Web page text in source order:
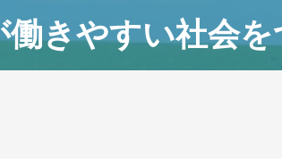
きやすい社会を